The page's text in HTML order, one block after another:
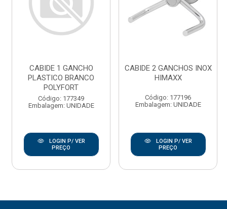
CABIDE 1 GANCHO
PLASTICO BRANCO
POLYFORT
Código: 177349
Embalagem: UNIDADE
LOGIN P/ VER
PREÇO
CABIDE 2 GANCHOS INOX
HIMAXX
Código: 177196
Embalagem: UNIDADE
LOGIN P/ VER
PREÇO